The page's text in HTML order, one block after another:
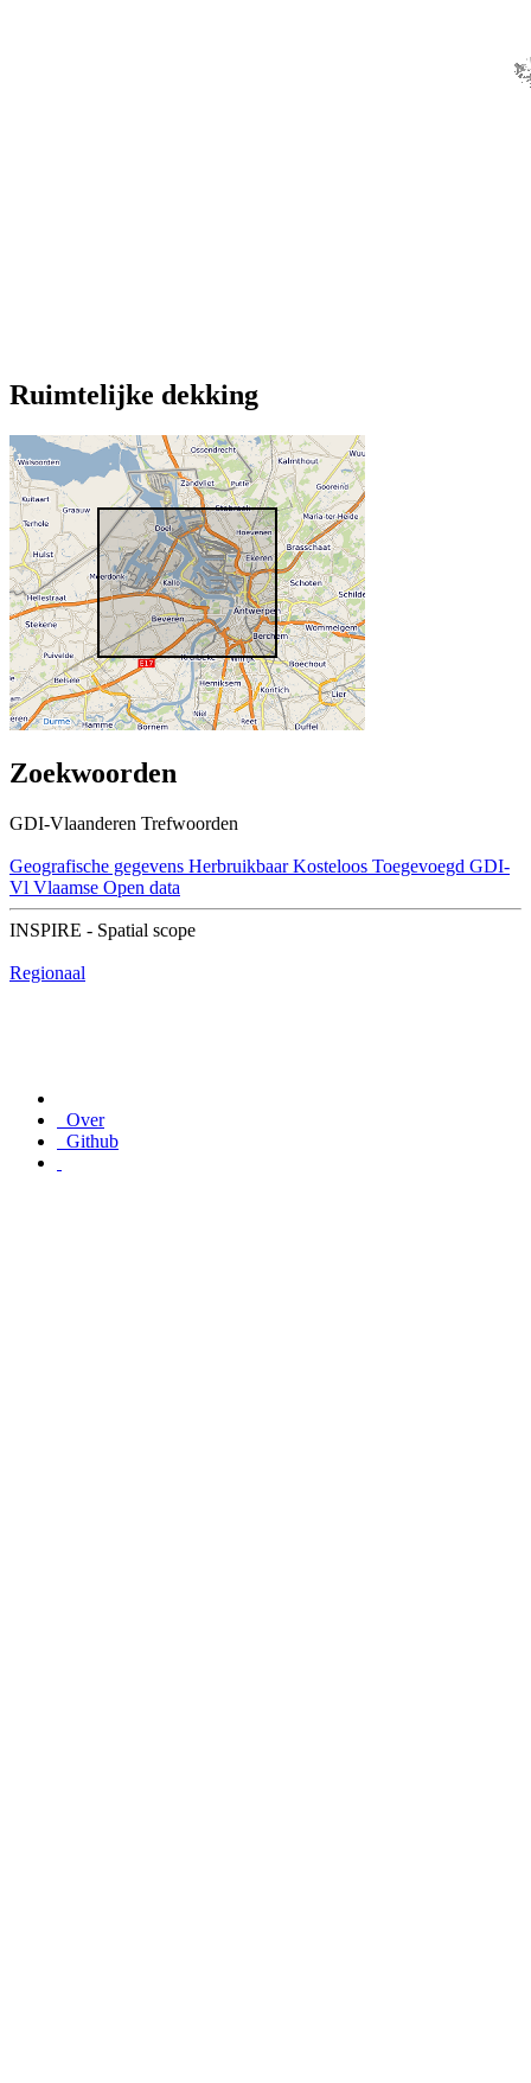
Ruimtelijke dekking
Zoekwoorden
GDI-Vlaanderen Trefwoorden
Geografische gegevens Herbruikbaar Kosteloos Toegevoegd GDI-
Vl Vlaamse Open data
INSPIRE - Spatial scope
Regionaal
Over
Github